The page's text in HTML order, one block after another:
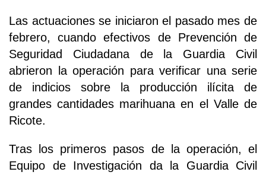
Las actuaciones se iniciaron el pasado mes de
febrero, cuando efectivos de Prevención de
Seguridad Ciudadana de la Guardia Civil
abrieron la operación para verificar una serie
de indicios sobre la producción ilícita de
grandes cantidades marihuana en el Valle de
Ricote.
Tras los primeros pasos de la operación, el
Equipo de Investigación da la Guardia Civil